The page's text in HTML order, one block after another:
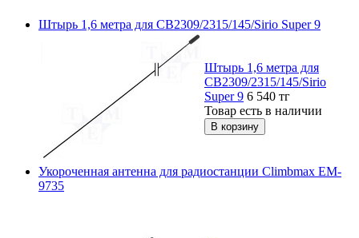
Штырь 1,6 метра для СВ2309/2315/145/Sirio Super 9
Штырь 1,6 метра для
СВ2309/2315/145/Sirio
Super 9 6 540 тг
Товар есть в наличии
Укороченная антенна для радиостанции Climbmax EM-
9735